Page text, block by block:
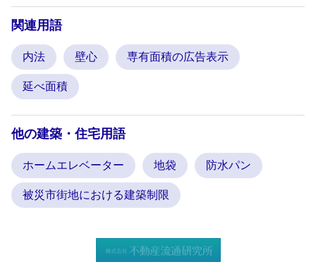
関連用語
内法 壁心 専有面積の広告表示
延べ面積
他の建築・住宅用語
ホームエレベーター 地袋 防水パン
被災市街地における建築制限